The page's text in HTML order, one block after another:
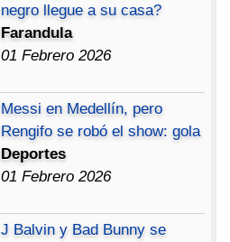
negro llegue a su casa?
Farandula
01 Febrero 2026
Messi en Medellín, pero
Rengifo se robó el show: gola
Deportes
01 Febrero 2026
J Balvin y Bad Bunny se